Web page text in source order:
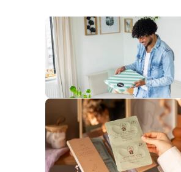
Bezorg eenglimlach!